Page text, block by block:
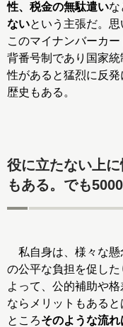
性、税金の無駄遣いな
ないという主張だ。
このマイナンバーカ
背番号制であり国家
性があると猛烈に反
歴史もある。
役に立たない上
もある。でも
私自身は、様々な懸
の公平な負担を促し
よって、公的補助や
ならメリットもある
ところそのような流れ